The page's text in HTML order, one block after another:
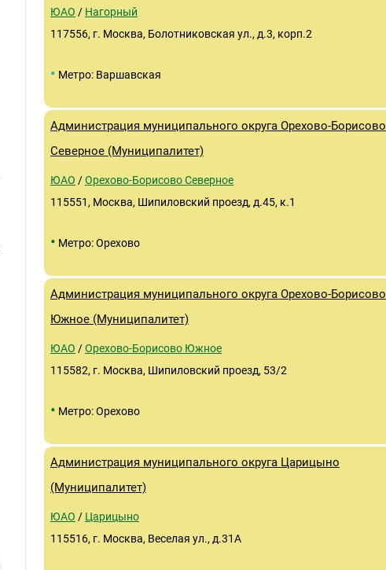
ЮАО / Нагорный
117556, г. Москва, Болотниковская ул., д.3, корп.2
• Метро: Варшавская
Администрация муниципального округа Орехово-Борисово
Северное (Муниципалитет)
ЮАО /Орехово-Борисово Северное
115551, Москва, Шипиловский проезд, д.45, к.1
• Метро: Орехово
Администрация муниципального округа Орехово-Борисово
Южное (Муниципалитет)
ЮАО /Орехово-Борисово Южное
115582, г. Москва, Шипиловский проезд, 53/2
• Метро: Орехово
Администрация муниципального округа Царицыно
(Муниципалитет)
ЮАО / Царицыно
115516, г. Москва, Веселая ул., д.31А